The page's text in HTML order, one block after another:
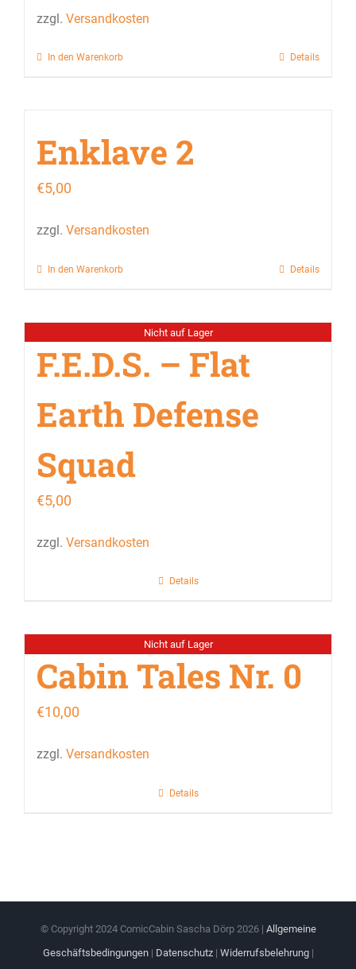
zzgl. Versandkosten
In den Warenkorb Details
Enklave 2
€5,00
zzgl. Versandkosten
In den Warenkorb Details
Nicht auf Lager
F.E.D.S. – Flat
Earth Defense
Squad
€5,00
zzgl. Versandkosten
Details
Nicht auf Lager
Cabin Tales Nr. 0
€10,00
zzgl. Versandkosten
Details
© Copyright 2024 ComicCabin Sascha Dörp 2026 | Allgemeine
Geschäftsbedingungen| Datenschutz| Widerrufsbelehrung|